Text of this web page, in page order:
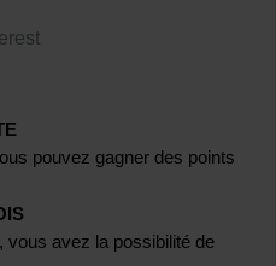
pouvez gagner des points
vous avez la possibilité de